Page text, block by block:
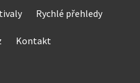
Rychlé přehledy
Kontakt